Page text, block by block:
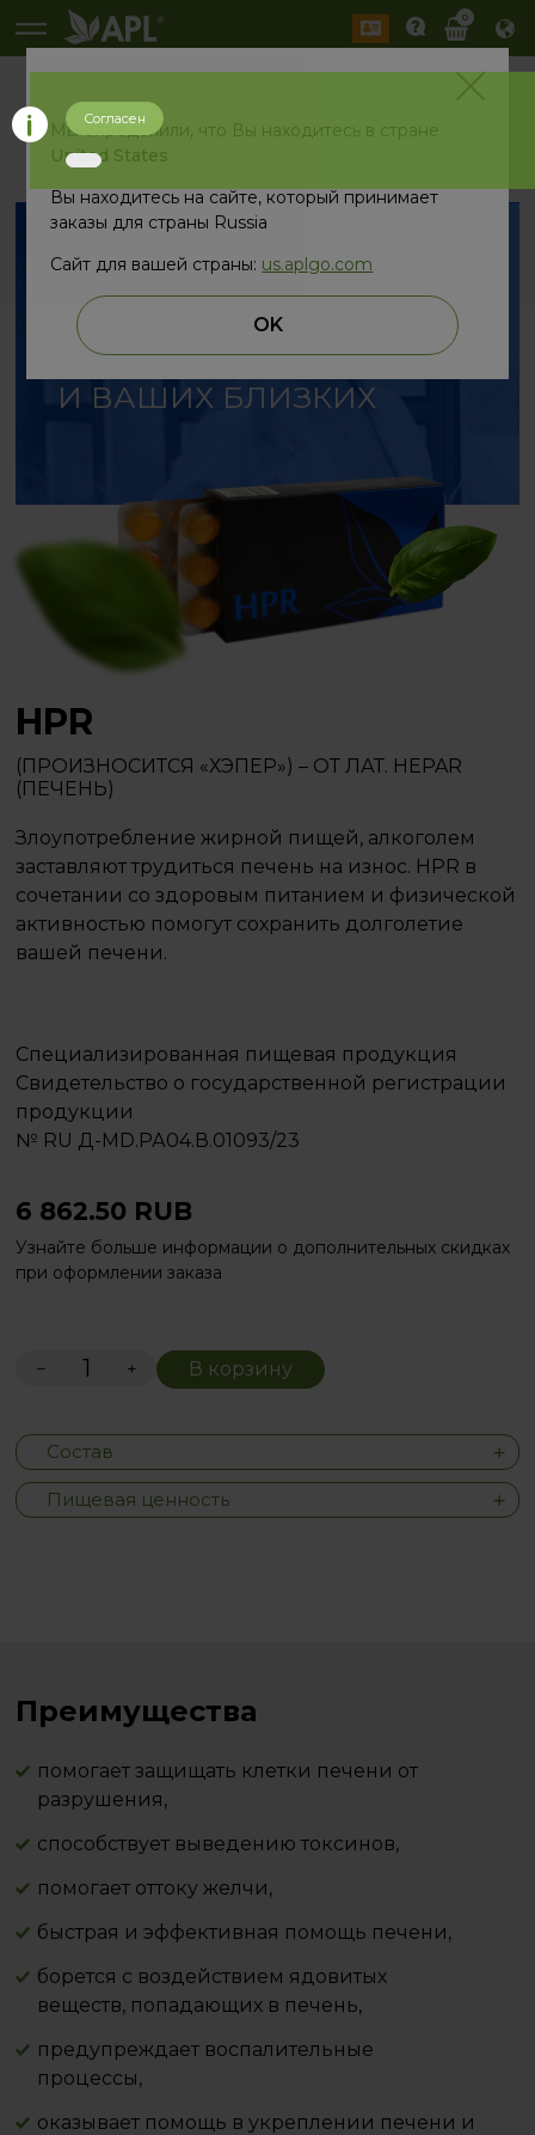
0
назад
ХОРОШЕЕ САМОЧУВСТВИЕ
ОТ ПРИРОДЫ ДЛЯ ВАС
И ВАШИХ БЛИЗКИХ
HPR
(ПРОИЗНОСИТСЯ «ХЭПЕР») – ОТ ЛАТ. HEPAR
(ПЕЧЕНЬ)
Злоупотребление жирной пищей, алкоголем
заставляют трудиться печень на износ. HPR в
сочетании со здоровым питанием и физической
активностью помогут сохранить долголетие
вашей печени.
Специализированная пищевая продукция
Свидетельство о государственной регистрации
продукции
№ RU Д-MD.РА04.В.01093/23
6 862.50 RUB
Узнайте больше информации о дополнительных скидках
при оформлении заказа
− + В корзину
Состав
Пищевая ценность
Преимущества
помогает защищать клетки печени от
разрушения,
способствует выведению токсинов,
помогает оттоку желчи,
быстрая и эффективная помощь печени,
борется с воздействием ядовитых
веществ, попадающих в печень,
предупреждает воспалительные
процессы,
оказывает помощь в укреплении печени и
Мы определили, что Вы находитесь в стране
United States
Вы находитесь на сайте, который принимает
заказы для страны Russia
Сайт для вашей страны: us.aplgo.com
OK
Согласен